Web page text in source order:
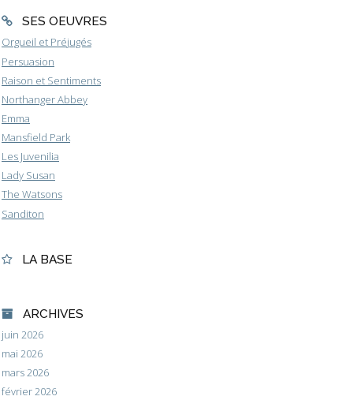
SES OEUVRES
Orgueil et Préjugés
Persuasion
Raison et Sentiments
Northanger Abbey
Emma
Mansfield Park
Les Juvenilia
Lady Susan
The Watsons
Sanditon
LA BASE
ARCHIVES
juin 2026
mai 2026
mars 2026
février 2026